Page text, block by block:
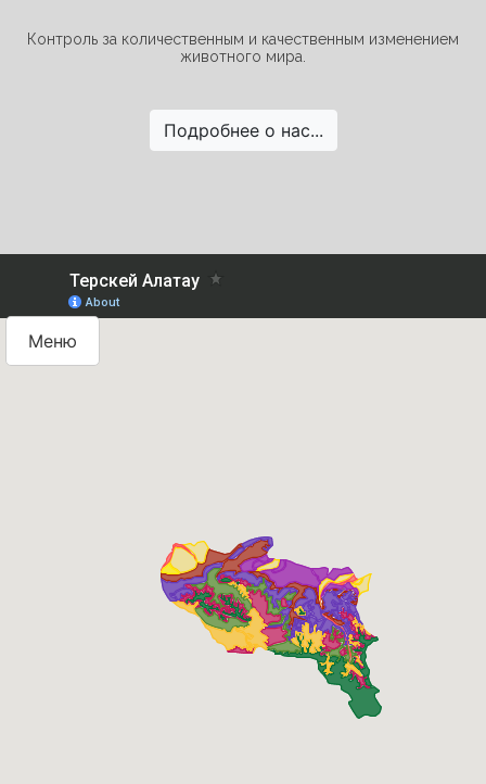
Контроль за количественным и качественным изменением
животного мира.
Подробнее о нас...
Меню